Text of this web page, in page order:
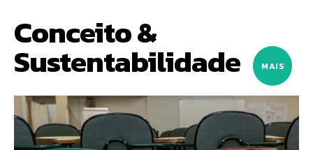
Conceito &
Sustentabilidade MAIS